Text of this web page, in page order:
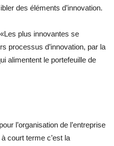
des éléments d’innovation.
plus innovantes se
processus d’innovation, par la
alimentent le portefeuille de
l’organisation de l’entreprise
court terme c’est la